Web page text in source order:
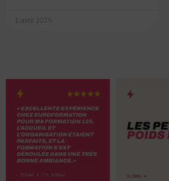
1 avril 2025